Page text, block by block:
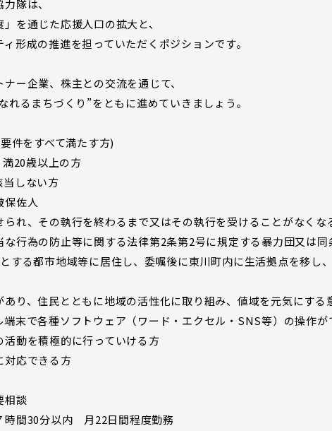
隊は、
を通じた応援人口の拡大と、
形成の推進を担っていただくポジションです。
ー企業、株主との交流を通じて、
れるまちづくり”をともに進めていきましょう。
件をすべて満たす方)
20歳以上の方
しない方
佐人
、その執行を終わるまで又はその執行を受けることがなくな
為の防止等に関する法律第2条第2号に規定する暴力団又は同
する都市地域等に居住し、委嘱後に東川町内に生活拠点を移し
、住民とともに地域の活性化に取り組み、値域を元気にする
で各種ソフトウェア（ワード・エクセル・SNS等）の操作が
動を積極的に行っていける方
応できる方
相談
間30分以内 月22日間程度勤務